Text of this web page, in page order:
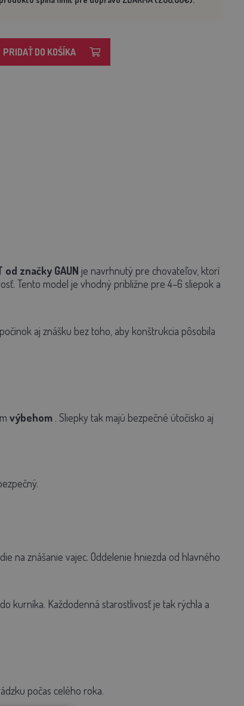
PRIDAŤ DO KOŠÍKA
od značky GAUN je navrhnutý pre chovateľov, ktorí
Tento model je vhodný približne pre 4–6 sliepok a
aj znášku bez toho, aby konštrukcia pôsobila
výbehom. Sliepky tak majú bezpečné útočisko aj
na znášanie vajec. Oddelenie hniezda od hlavného
kurníka. Každodenná starostlivosť je tak rýchla a
počas celého roka.